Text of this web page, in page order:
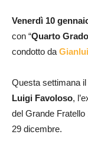
Venerdì 10
con “Quarto Grado
condotto da
Questa settimana
Luigi Favoloso,
del Grande
29 dicembre.